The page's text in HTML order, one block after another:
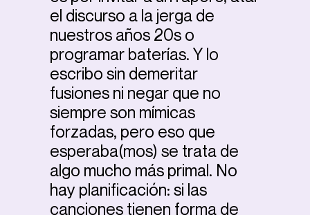
el discurso a la jerga de
nuestros años 20s o
programar baterías. Y lo
escribo sin demeritar
fusiones ni negar que no
siempre son mímicas
forzadas, pero eso que
esperaba(mos) se trata de
algo mucho más primal. No
hay planificación: si las
canciones tienen forma de